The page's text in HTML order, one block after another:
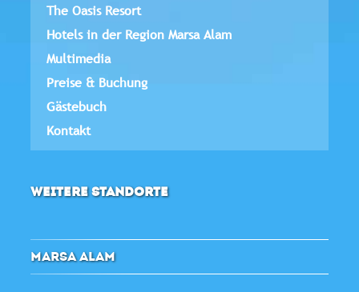
The Oasis Resort
Hotels in der Region Marsa Alam
Multimedia
Preise & Buchung
Gästebuch
Kontakt
WEITERE STANDORTE
MARSA ALAM